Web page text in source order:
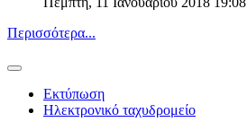
Περισσότερα...
Εκτύπωση
Ηλεκτρονικό ταχυδρομείο